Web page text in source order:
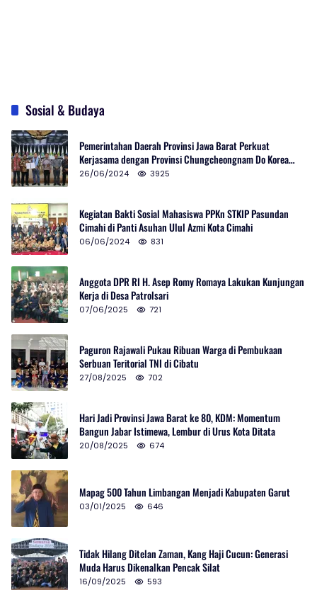
Sosial & Budaya
Pemerintahan Daerah Provinsi Jawa Barat Perkuat
Kerjasama dengan Provinsi Chungcheongnam Do Korea
Selatan
26/06/2024 3925
Kegiatan Bakti Sosial Mahasiswa PPKn STKIP Pasundan
Cimahi di Panti Asuhan Ulul Azmi Kota Cimahi
06/06/2024 831
Anggota DPR RI H. Asep Romy Romaya Lakukan Kunjungan
Kerja di Desa Patrolsari
07/06/2025 721
Paguron Rajawali Pukau Ribuan Warga di Pembukaan
Serbuan Teritorial TNI di Cibatu
27/08/2025 702
Hari Jadi Provinsi Jawa Barat ke 80, KDM: Momentum
Bangun Jabar Istimewa, Lembur di Urus Kota Ditata
20/08/2025 674
Mapag 500 Tahun Limbangan Menjadi Kabupaten Garut
03/01/2025 646
Tidak Hilang Ditelan Zaman, Kang Haji Cucun: Generasi
Muda Harus Dikenalkan Pencak Silat
16/09/2025 593